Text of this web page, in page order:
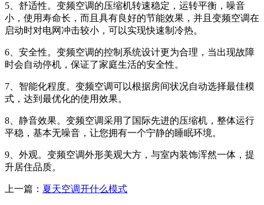
5、舒适性。变频空调的压缩机转速稳定，运转平衡，噪音
小，使用寿命长，而且具有良好的节能效果，并且变频空调在
启动时对电网冲击较小，可以实现快速制冷热。
6、安全性。变频空调的控制系统设计更为合理，当出现故障
时会自动停机，保证了家庭生活的安全性。
7、智能化程度。变频空调可以根据房间状况自动选择最佳模
式，达到最优化的使用效果。
8、静音效果。变频空调采用了国际先进的压缩机，整体运行
平稳，基本无噪音，让您拥有一个宁静的睡眠环境。
9、外观。变频空调外形美观大方，与室内装饰浑然一体，提
升居住品质。
上一篇： 夏天空调开什么模式